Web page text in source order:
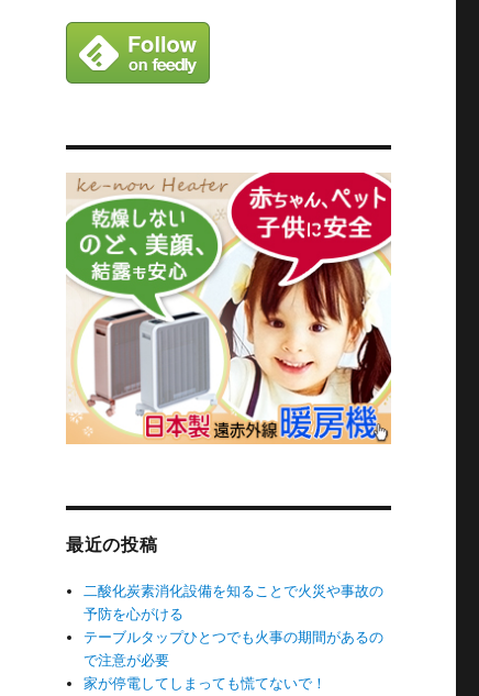
最近の投稿
二酸化炭素消化設備を知ることで火災や事故の
予防を心がける
テーブルタップひとつでも火事の期間があるの
で注意が必要
家が停電してしまっても慌てないで！